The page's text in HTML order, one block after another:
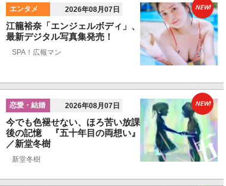
エンタメ 2026年08月07日
江籠裕奈「エンジェルボディ」、
最新デジタル写真集発売！
SPA！広報マン
NEW!
恋愛・結婚 2026年08月07日
今でも色褪せない、ほろ苦い放課
後の記憶 『五十年目の両想い』
／新堂冬樹
新堂冬樹
NEW!